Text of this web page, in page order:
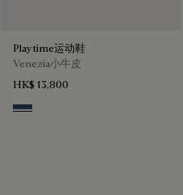
Playtime运动鞋
Venezia小牛皮
HK$ 13,800
Blu Minerale